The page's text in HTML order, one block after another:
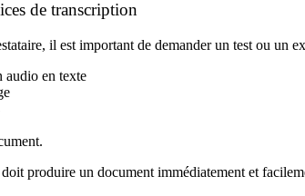
de transcription
il est important de demander un test ou un
audio en texte
produire un document immédiatement et